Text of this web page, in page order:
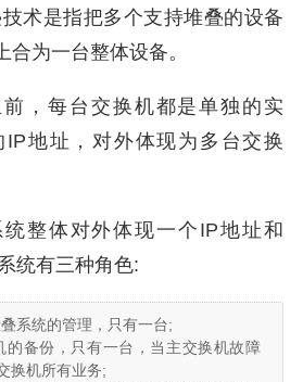
术是指把多个支持堆叠的设备
为一台整体设备。
，每台交换机都是单独的实
地址，对外体现为多台交换
整体对外体现一个IP地址和
统有三种角色:
系统的管理，只有一台;
的备份，只有一台，当主交换机故障
换机所有业务;